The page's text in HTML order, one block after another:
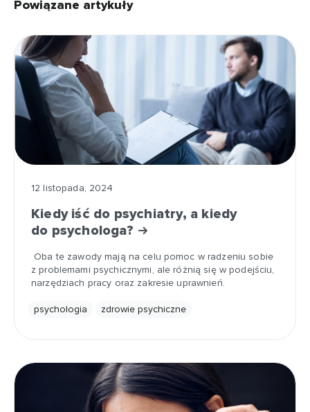
Powiązane artykuły
12 listopada, 2024
Kiedy iść do psychiatry, a kiedy
do psychologa?
Oba te zawody mają na celu pomoc w radzeniu sobie
z problemami psychicznymi, ale różnią się w podejściu,
narzędziach pracy oraz zakresie uprawnień.
psychologia zdrowie psychiczne